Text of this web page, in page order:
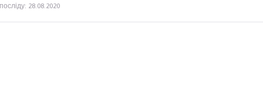
28.08.2020